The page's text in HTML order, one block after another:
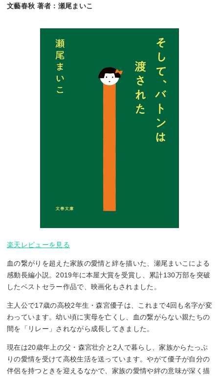
文藝春秋 著者：瀬尾まいこ
楽天レビューを見る
血の繋がりを超えた家族の愛情と絆を描いた、瀬尾まいこによる
感動長編小説。2019年に本屋大賞を受賞し、累計130万部を突破
したベストセラー作品で、映画化もされました。
主人公で17歳の高校2年生・森宮優子は、これまで4回も名字が変
わっています。幼い頃に実母を亡くし、血の繋がらない親たちの
間を「リレー」されながら成長してきました。
現在は20歳年上の父・森宮壮介と2人で暮らし、家族からたっぷ
りの愛情を受けて高校生活を送っています。やがて優子が自分の
伴侶を持つときを迎えるなかで、家族の愛情や絆の意味が深く描